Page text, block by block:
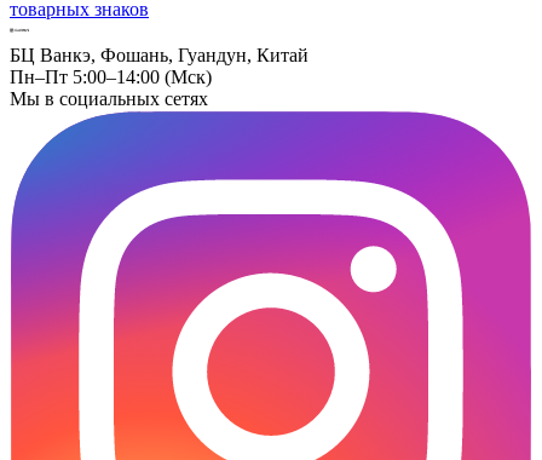
товарных знаков
БЦ Ванкэ, Фошань, Гуандун, Китай
Пн–Пт 5:00–14:00 (Мск)
Мы в социальных сетях